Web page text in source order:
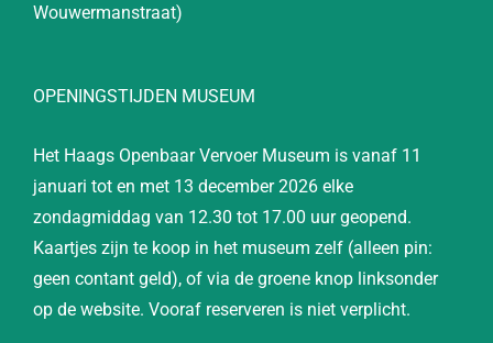
Wouwermanstraat)
OPENINGSTIJDEN MUSEUM
Het Haags Openbaar Vervoer Museum is vanaf 11
januari tot en met 13 december 2026 elke
zondagmiddag van 12.30 tot 17.00 uur geopend.
Kaartjes zijn te koop in het museum zelf (alleen pin:
geen contant geld), of via de groene knop linksonder
op de website. Vooraf reserveren is niet verplicht.